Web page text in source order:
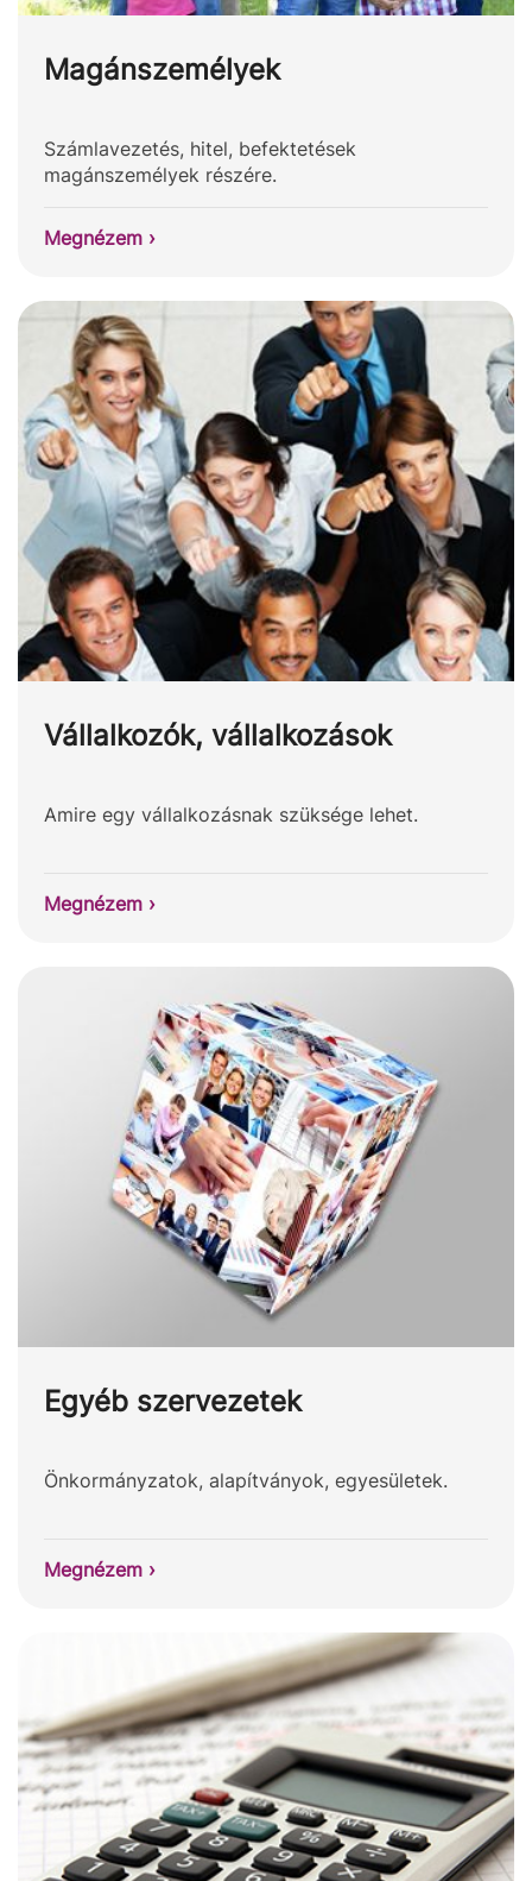
Magánszemélyek
Számlavezetés, hitel, befektetések
magánszemélyek részére.
Megnézem ›
Vállalkozók, vállalkozások
Amire egy vállalkozásnak szüksége lehet.
Megnézem ›
Egyéb szervezetek
Önkormányzatok, alapítványok, egyesületek.
Megnézem ›